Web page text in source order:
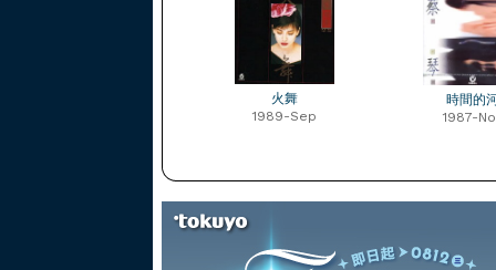
火舞
1989-Sep
時間的
1987-